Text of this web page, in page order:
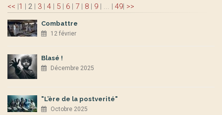
<< |1 | 2 | 3 | 4 | 5 | 6 | 7 | 8 | 9 | ... | 49| >>
Combattre
12 février
Blasé !
Décembre 2025
"L’ère de la postverité"
Octobre 2025